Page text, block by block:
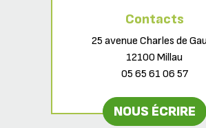
Contacts
25 avenue Charles de
12100 Millau
05 65 61 06 57
NOUS ÉCRIRE